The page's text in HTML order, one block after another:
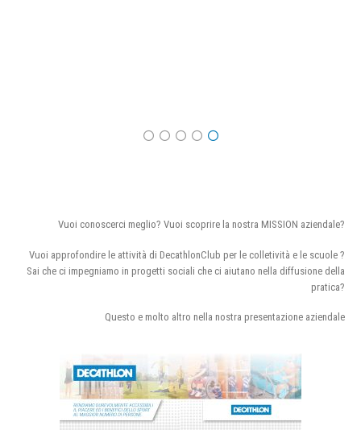
Vuoi conoscerci meglio? Vuoi scoprire la nostra MISSION aziendale?
Vuoi approfondire le attività di DecathlonClub per le colletività e le scuole ?
Sai che ci impegniamo in progetti sociali che ci aiutano nella diffusione della
pratica?
Questo e molto altro nella nostra presentazione aziendale